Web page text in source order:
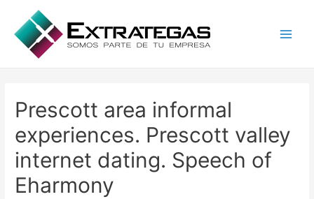
Prescott area informal
experiences. Prescott valley
internet dating. Speech of
Eharmony